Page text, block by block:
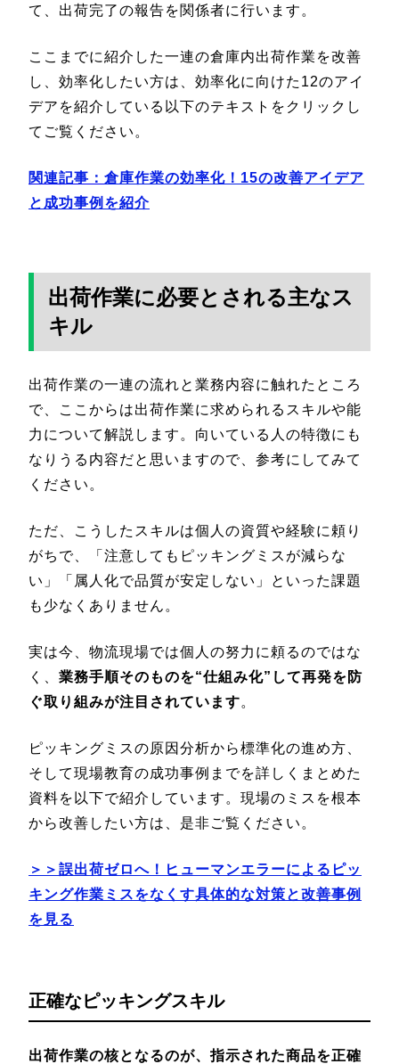
て、出荷完了の報告を関係者に行います。
ここまでに紹介した一連の倉庫内出荷作業を改善
し、効率化したい方は、効率化に向けた12のアイ
デアを紹介している以下のテキストをクリックし
てご覧ください。
関連記事： 倉庫作業の効率化！15の改善アイデア
と成功事例を紹介
出荷作業に必要とされる主なス
キル
出荷作業の一連の流れと業務内容に触れたところ
で、ここからは出荷作業に求められるスキルや能
力について解説します。向いている人の特徴にも
なりうる内容だと思いますので、参考にしてみて
ください。
ただ、こうしたスキルは個人の資質や経験に頼り
がちで、「注意してもピッキングミスが減らな
い」「属人化で品質が安定しない」といった課題
も少なくありません。
実は今、物流現場では個人の努力に頼るのではな
く、 業務手順そのものを“仕組み化”して再発を防
ぐ取り組みが注目されています。
ピッキングミスの原因分析から標準化の進め方、
そして現場教育の成功事例までを詳しくまとめた
資料を以下で紹介しています。現場のミスを根本
から改善したい方は、是非ご覧ください。
＞＞誤出荷ゼロへ！ヒューマンエラーによるピッ
キング作業ミスをなくす具体的な対策と改善事例
を見る
正確なピッキングスキル
出荷作業の核となるのが、指示された商品を正確